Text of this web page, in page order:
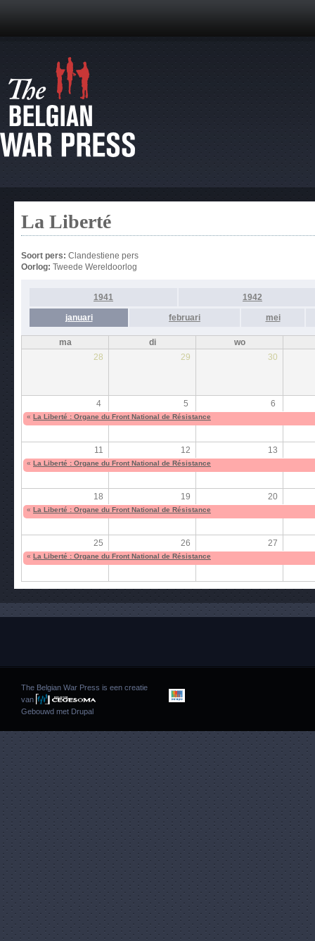
La Liberté
Soort pers: Clandestiene pers
Oorlog: Tweede Wereldoorlog
1941 1942
januari februari mei
ma di
wo
28
29 30
4 5 6
« La Liberté : Organe du Front National de Résistance
11 12 13
« La Liberté : Organe du Front National de Résistance
18 19 20
« La Liberté : Organe du Front National de Résistance
25 26 27
« La Liberté : Organe du Front National de Résistance
The Belgian War Press is een creatie
van
Gebouwd met Drupal